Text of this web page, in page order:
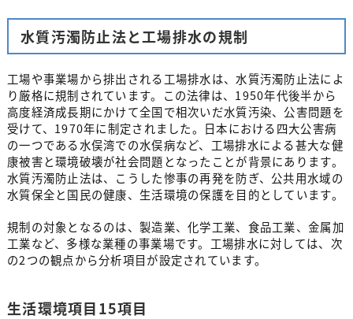
水質汚濁防止法と工場排水の規制
工場や事業場から排出される工場排水は、水質汚濁防止法によ
り厳格に規制されています。この法律は、1950年代後半から
高度経済成長期にかけて全国で相次いだ水質汚染、公害問題を
受けて、1970年に制定されました。日本における四大公害病
の一つである水俣湾での水俣病など、工場排水による甚大な健
康被害と環境破壊が社会問題となったことが背景にあります。
水質汚濁防止法は、こうした惨事の再発を防ぎ、公共用水域の
水質保全と国民の健康、生活環境の保護を目的としています。
規制の対象となるのは、製造業、化学工業、食品工業、金属加
工業など、多様な業種の事業場です。工場排水に対しては、次
の2つの観点から分析項目が設定されています。
生活環境項目15項目